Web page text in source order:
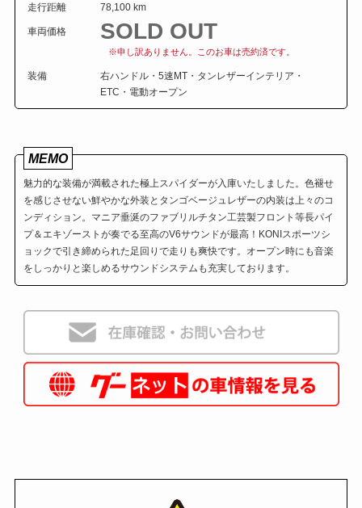
走行距離 78,100 km
車両価格 SOLD OUT
※申し訳ありません。このお車は売約済です。
装備
右ハンドル・5速MT・タンレザーインテリア・
ETC・電動オープン
MEMO
魅力的な装備が満載された極上スパイダーが入庫いたしました。色褪せ
を感じさせない鮮やかな外装とタンゴベージュレザーの内装は上々のコ
ンディション。マニア垂涎のファブリルチタン工芸製フロント等長パイ
プ＆エキゾーストが奏でる至高のV6サウンドが最高！KONIスポーツシ
ョックで引き締められた足回りで走りも爽快です。オープン時にも音楽
をしっかりと楽しめるサウンドシステムも充実しております。